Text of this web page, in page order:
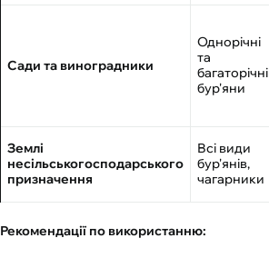
Сади та виноградники
Однорічні
та
багаторічні
бур'яни
Землі
несільськогосподарського
призначення
Всі види
бур'янів,
чагарники
Рекомендації по використанню: